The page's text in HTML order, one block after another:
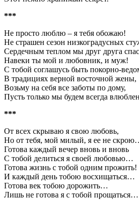
***
Не просто люблю – я тебя обожаю!
Не страшен сезон низкоградусных
Сердечным теплом мы друг друга
Навеки ты мой и любовник, и муж!
С тобой соглашусь быть покорно-
В традициях верной восточной жены,
Возьму на себя все заботы по дому,
Пусть только мы будем всегда
***
От всех скрываю я свою любовь,
Но от тебя, мой милый, я ее не
Готова каждый вечер вновь и вновь
С тобой делиться я своей любовью…
Готова жизнь с тобой одним прожить!
И каждый день тобою восхищаться…
Готова век тобою дорожить…
Лишь не готова я с тобой прощаться…